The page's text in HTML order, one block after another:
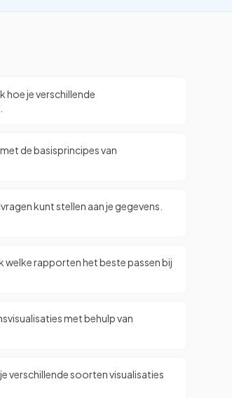
hoe je verschillende
de basisprincipes van
kunt stellen aan je gegevens.
rapporten het beste passen bij
met behulp van
verschillende soorten visualisaties